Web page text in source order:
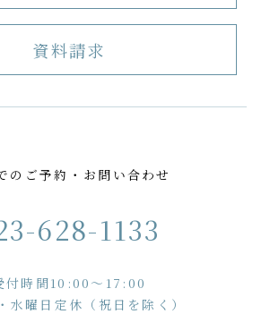
資料請求
のご予約・お問い合わせ
628-1133
付時間10:00〜17:00
水曜日定休（祝日を除く）